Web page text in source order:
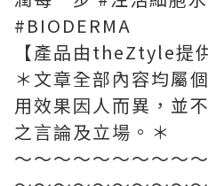
#BIODERMA
【產品由theZtyle提
＊文章全部內容均屬
用效果因人而異，並
之言論及立場。＊
～～～～～～～～～